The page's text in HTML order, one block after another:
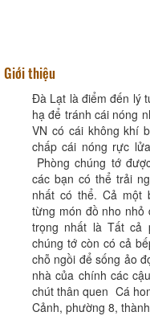
Giới thiệu
Đà Lạt là điểm đến lý
hạ để tránh cái nóng
VN có cái không khí
chấp cái nóng rực
Phòng chúng tớ
các bạn có thể trải
nhất có thể. Cả một
từng món đồ nho nhỏ
trọng nhất là Tất cả
chúng tớ còn có cả
chỗ ngồi để sống ảo
nhà của chính các
chút thân quen Cá
Cảnh, phường 8,